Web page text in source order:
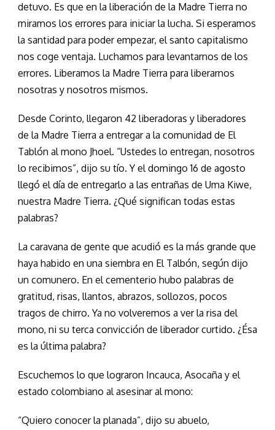
detuvo. Es que en la liberación de la Madre Tierra no
miramos los errores para iniciar la lucha. Si esperamos
la santidad para poder empezar, el santo capitalismo
nos coge ventaja. Luchamos para levantarnos de los
errores. Liberamos la Madre Tierra para liberarnos
nosotras y nosotros mismos.
Desde Corinto, llegaron 42 liberadoras y liberadores
de la Madre Tierra a entregar a la comunidad de El
Tablón al mono Jhoel. “Ustedes lo entregan, nosotros
lo recibimos”, dijo su tío. Y el domingo 16 de agosto
llegó el día de entregarlo a las entrañas de Uma Kiwe,
nuestra Madre Tierra. ¿Qué significan todas estas
palabras?
La caravana de gente que acudió es la más grande que
haya habido en una siembra en El Talbón, según dijo
un comunero. En el cementerio hubo palabras de
gratitud, risas, llantos, abrazos, sollozos, pocos
tragos de chirro. Ya no volveremos a ver la risa del
mono, ni su terca convicción de liberador curtido. ¿Ésa
es la última palabra?
Escuchemos lo que lograron Incauca, Asocaña y el
estado colombiano al asesinar al mono:
“Quiero conocer la planada”, dijo su abuelo,